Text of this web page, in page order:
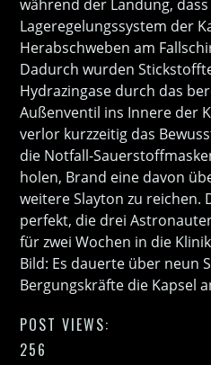
während der Landung, dass
Lageregelungssystem der
Herabschweben am
Dadurch wurden
Hydrazingase durch das
Außenventil ins Innere der
verlor kurzzeitig das
die Notfall-
holen, Brand eine davon
weitere Slayton zu reichen.
perfekt, die drei
für zwei Wochen in die
Bild: Es dauerte über neun
Bergungskräfte die Kapsel
POST VIEWS:
256